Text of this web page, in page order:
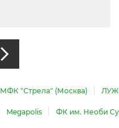
МФК "Стрела" (Москва)
Megapolis ФК им. Необи